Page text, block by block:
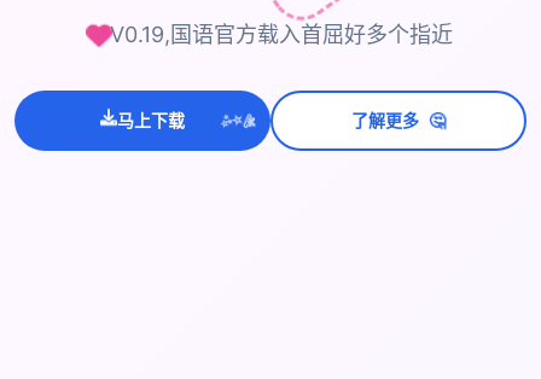
V0.19,国语官方载入首屈好多个指近
马上下载 ✨⭐💫 了解更多 🤔